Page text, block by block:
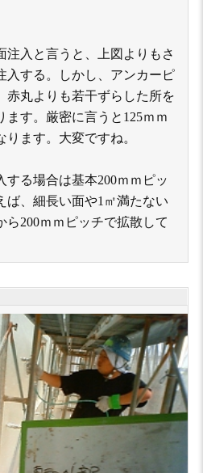
注入と言うと、上図よりもさ
入する。しかし、アンカーピ
赤丸よりも若干ずらした所を
ます。厳密に言うと125ｍｍ
ます。大変ですね。
する場合は基本200ｍｍピッ
ば、細長い面や1㎡満たない
ら200ｍｍピッチで拡散して